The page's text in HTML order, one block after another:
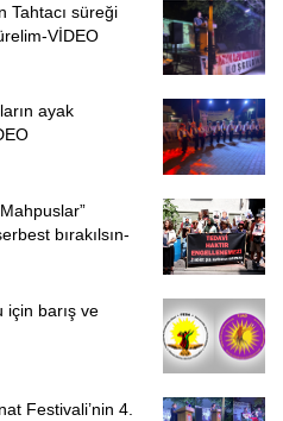
Tahtacı süreği
VİDEO
ayak
bırakılsın-
için barış ve
Festivali’nin 4.